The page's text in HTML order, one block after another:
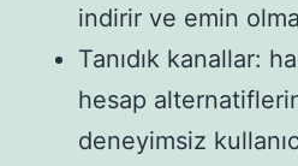
indirir ve emin
Tanıdık kanallar:
hesap
deneyimsiz